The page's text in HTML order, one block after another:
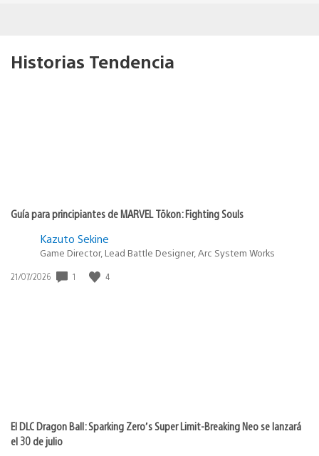
Historias Tendencia
Guía para principiantes de MARVEL Tōkon: Fighting Souls
Kazuto Sekine
Game Director, Lead Battle Designer, Arc System Works
Fecha
21/07/2026 1 4
El DLC Dragon Ball: Sparking Zero’s Super Limit-Breaking Neo se lanzará
el 30 de julio